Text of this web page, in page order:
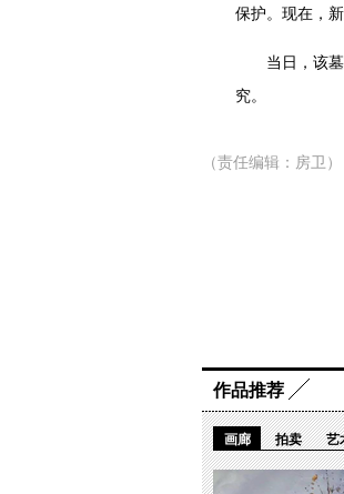
保护。现在，
当日，该墓
究。
（责任编辑：房卫）
作品推荐
画廊 拍卖 艺